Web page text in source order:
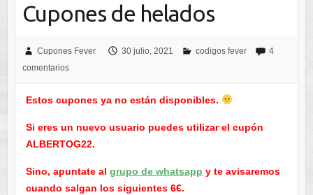
Cupones de helados
Cupones Fever 30 julio, 2021 codigos fever
4
comentarios
Estos cupones ya no están disponibles.
Si eres un nuevo usuario puedes utilizar el cupón
ALBERTOG22.
Sino, apuntate al grupo de whatsapp y te avisaremos
cuando salgan los siguientes 6€.